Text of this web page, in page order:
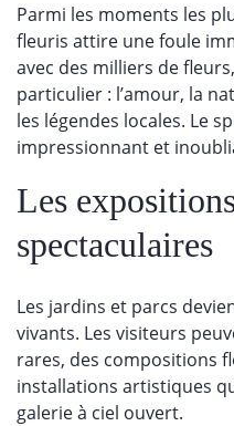
Parmi les moments les
fleuris attire une foule
avec des milliers de
particulier : l’amour, la
les légendes locales. Le
impressionnant et
Les
spectaculaires
Les jardins et parcs
vivants. Les visiteurs
rares, des compositions
installations artistiques
galerie à ciel ouvert.